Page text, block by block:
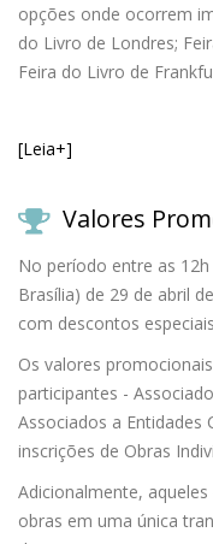
opções onde ocorrem
do Livro de Londres;
Feira do Livro de
[Leia+]
Valores
No período entre as
Brasília) de 29 de abril
com descontos
Os valores
participantes -
Associados a Entidades
inscrições de Obras
Adicionalmente,
obras em uma única